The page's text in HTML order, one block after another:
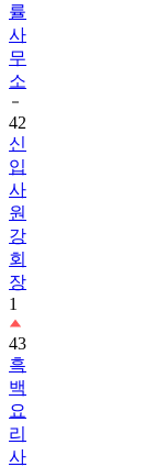
률
사
무
소
42
신
입
사
원
강
회
장
1
43
흑
백
요
리
사